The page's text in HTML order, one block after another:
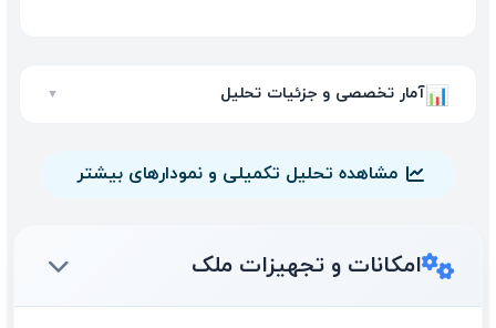
📊 آمار تخصصی و جزئیات تحلیل ▼
مشاهده تحلیل تکمیلی و نمودارهای بیشتر
امکانات و تجهیزات ملک